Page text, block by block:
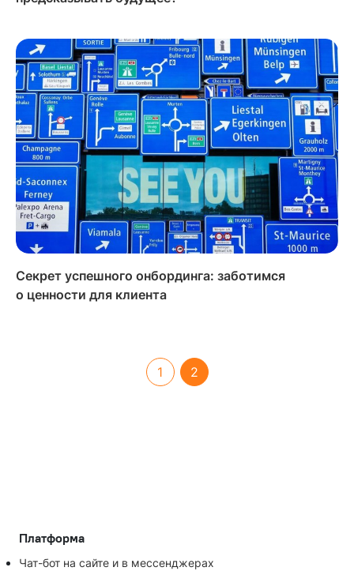
Секрет успешного онбординга: заботимся
о ценности для клиента
1 2(current)
Платформа
Чат-бот на сайте и в мессенджерах